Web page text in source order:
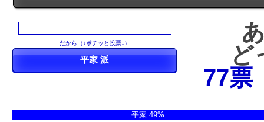
だから（↓ポチッと投票↓）
ど
77票
平家 49%